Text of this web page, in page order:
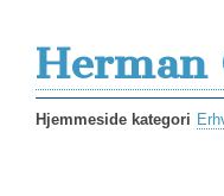
Herman
Hjemmeside kategori